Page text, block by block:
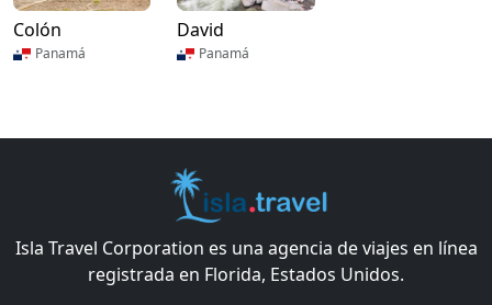
Colón
Panamá
David
Panamá
Isla Travel Corporation es una agencia de viajes en línea
registrada en Florida, Estados Unidos.